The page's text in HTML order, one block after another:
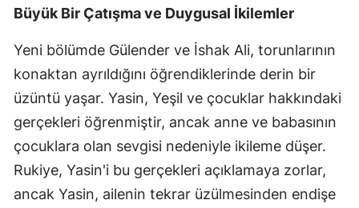
Büyük Bir Çatışma ve Duygusal İkilemler
Yeni bölümde Gülender ve İshak Ali, torunlarının
konaktan ayrıldığını öğrendiklerinde derin bir
üzüntü yaşar. Yasin, Yeşil ve çocuklar hakkındaki
gerçekleri öğrenmiştir, ancak anne ve babasının
çocuklara olan sevgisi nedeniyle ikileme düşer.
Rukiye, Yasin'i bu gerçekleri açıklamaya zorlar,
ancak Yasin, ailenin tekrar üzülmesinden endişe